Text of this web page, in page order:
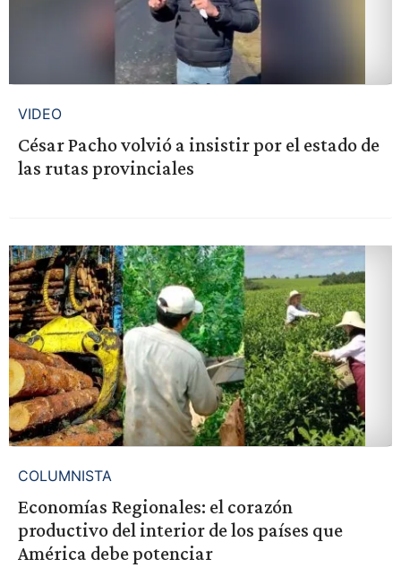
VIDEO
César Pacho volvió a insistir por el estado de
las rutas provinciales
COLUMNISTA
Economías Regionales: el corazón
productivo del interior de los países que
América debe potenciar